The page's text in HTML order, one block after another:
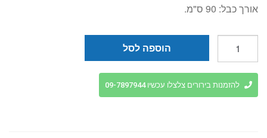
אורך כבל: 90 ס"מ.
מיקסר
חשמלי
איכותי
הוספה לסל
להזמנות בירורים צלצלו עכשיו 09-7897944